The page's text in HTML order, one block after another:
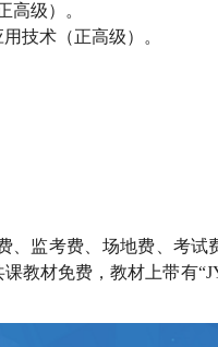
高级）。
技术（正高级）。
、监考费、场地费、考试
教材免费，教材上带有“